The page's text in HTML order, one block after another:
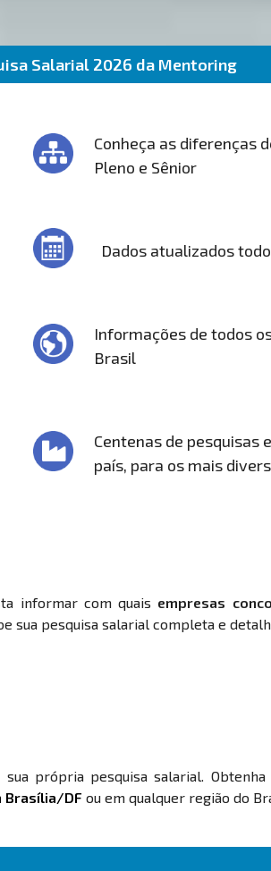
Salarial 2026 da Mentoring
Conheça as diferenças
Pleno e Sênior
Dados atualizados
Informações de todos
Brasil
Centenas de pesquisas
país, para os mais
informar com quais empresas
sua pesquisa salarial completa e
própria pesquisa salarial. Obtenha
Brasília/DF ou em qualquer região do